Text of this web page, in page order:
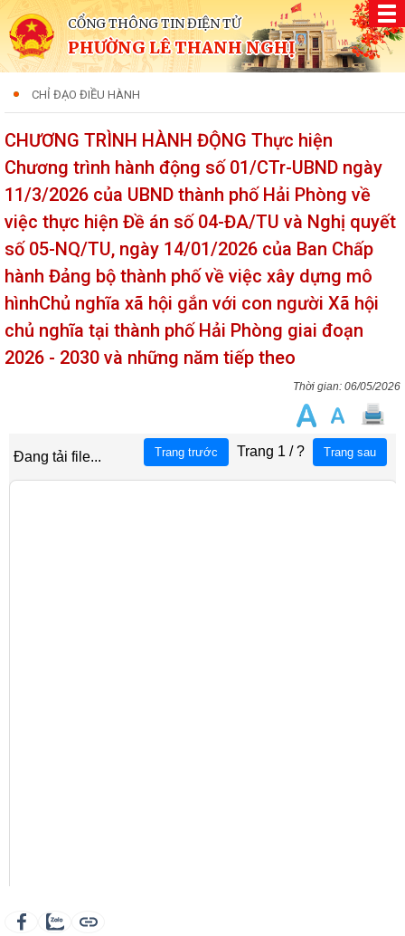
CỔNG THÔNG TIN ĐIỆN TỬ
PHƯỜNG LÊ THANH NGHỊ
CHỈ ĐẠO ĐIỀU HÀNH
CHƯƠNG TRÌNH HÀNH ĐỘNG Thực hiện
Chương trình hành động số 01/CTr-UBND ngày
11/3/2026 của UBND thành phố Hải Phòng về
việc thực hiện Đề án số 04-ĐA/TU và Nghị quyết
số 05-NQ/TU, ngày 14/01/2026 của Ban Chấp
hành Đảng bộ thành phố về việc xây dựng mô
hìnhChủ nghĩa xã hội gắn với con người Xã hội
chủ nghĩa tại thành phố Hải Phòng giai đoạn
2026 - 2030 và những năm tiếp theo
06/05/2026